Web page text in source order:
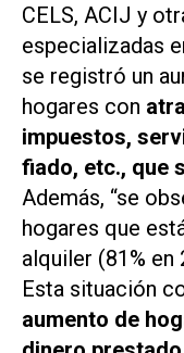
CELS, ACIJ y
especializadas
se registró un
hogares con
impuestos,
fiado, etc., que
Además, “se
hogares que
alquiler (81% en
Esta situación
aumento de